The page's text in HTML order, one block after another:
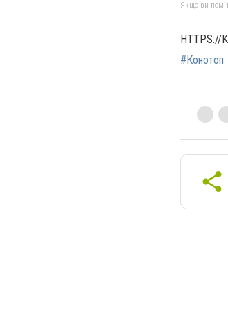
Якщо ви
HTTPS://
#Конотоп